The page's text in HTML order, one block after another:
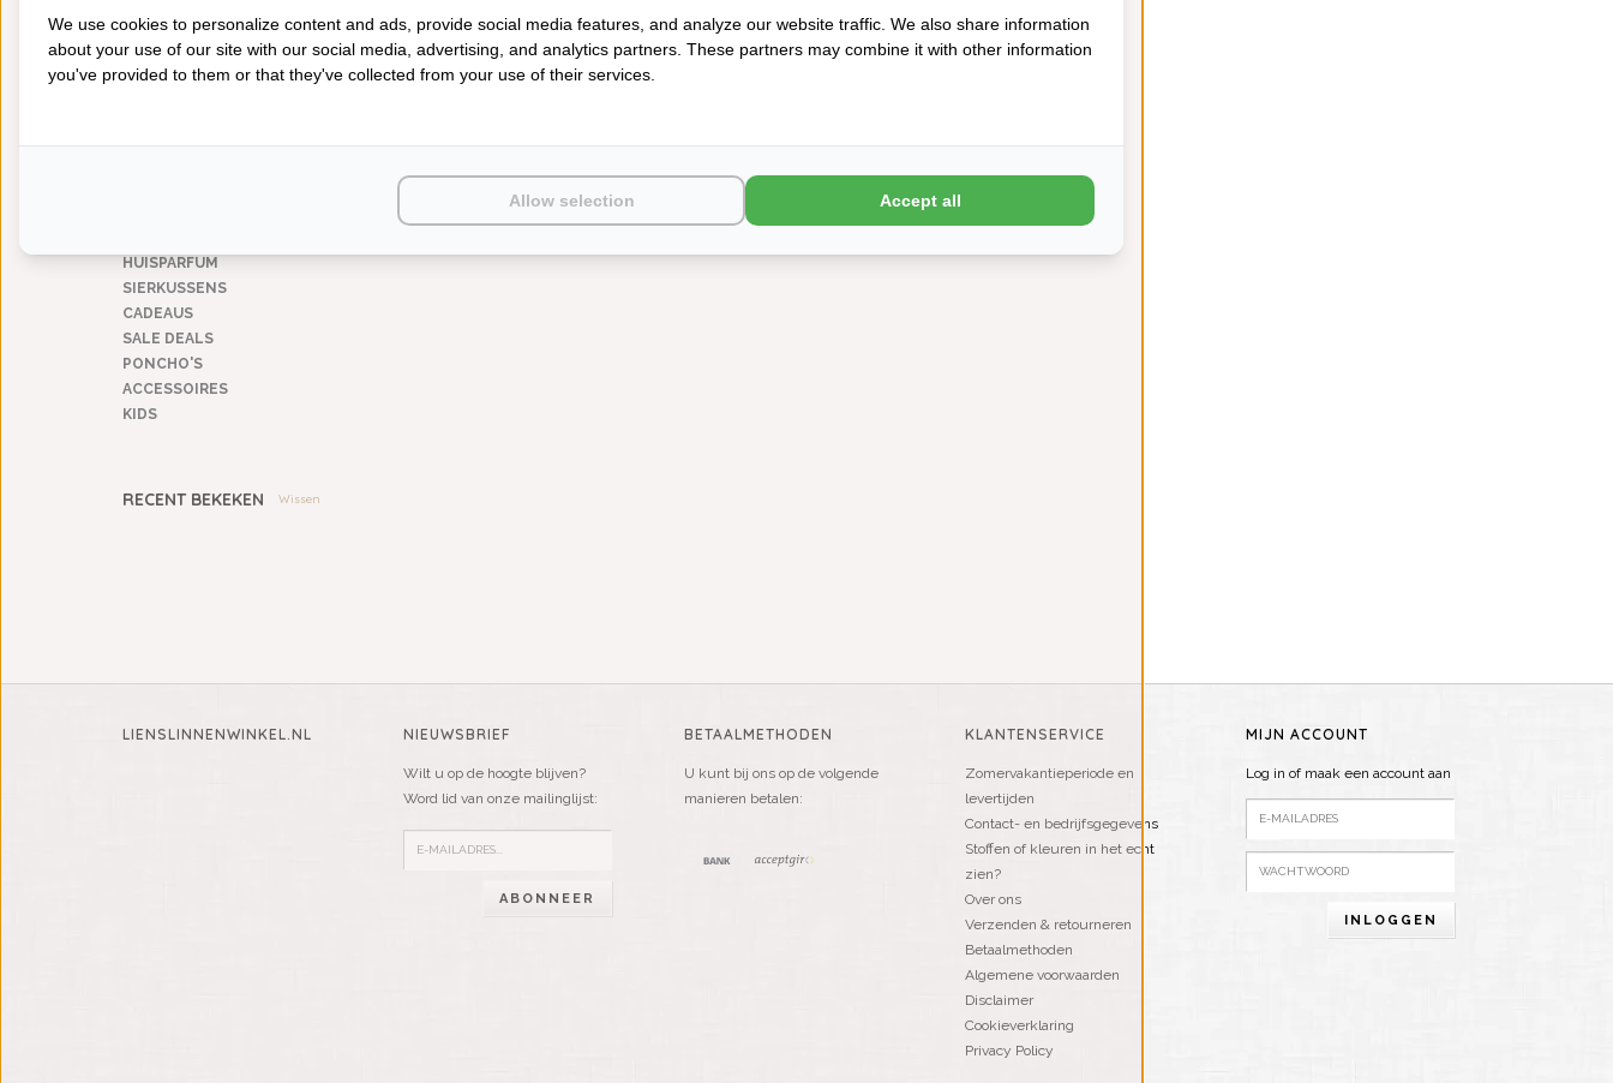
4-Seizoenen
HUISPARFUM
SIERKUSSENS
CADEAUS
SALE DEALS
PONCHO'S
ACCESSOIRES
KIDS
RECENT BEKEKEN Wissen
LIENSLINNENWINKEL.NL NIEUWSBRIEF
Wilt u op de hoogte blijven?
Word lid van onze mailinglijst:
ABONNEER
BETAALMETHODEN
U kunt bij ons op de volgende
manieren betalen:
KLANTENSERVICE
Zomervakantieperiode en
levertijden
Contact- en bedrijfsgegevens
Stoffen of kleuren in het echt
zien?
Over ons
Verzenden & retourneren
Betaalmethoden
Algemene voorwaarden
Disclaimer
Cookieverklaring
Privacy Policy
MIJN ACCOUNT
Log in of maak een account aan
INLOGGEN
We use cookies to personalize content and ads, provide social media features, and analyze our website traffic. We also share information
about your use of our site with our social media, advertising, and analytics partners. These partners may combine it with other information
you've provided to them or that they've collected from your use of their services.
Allow selection Accept all